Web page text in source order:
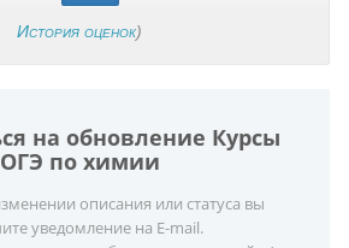
История оценок)
на обновление Курсы
ОГЭ по химии
описания или статуса вы
уведомление на E-mail.